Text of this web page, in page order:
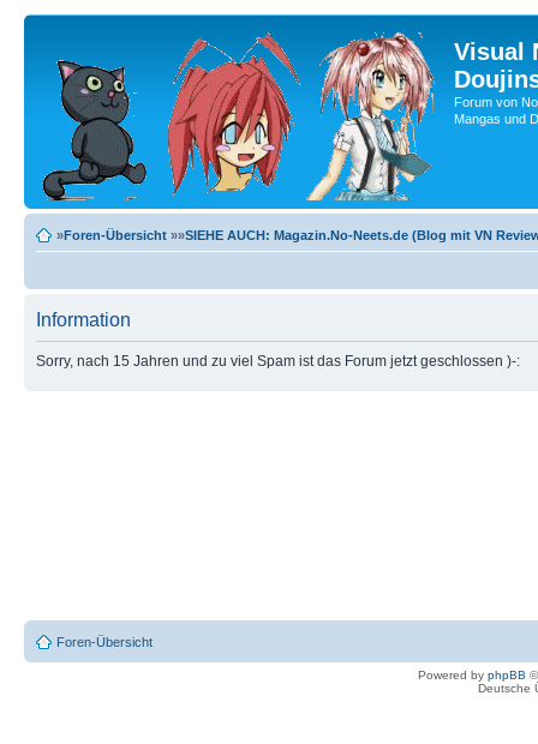
Visual
Forum von
Mangas und
»Foren-Übersicht »»SIEHE AUCH: Magazin.No-Neets.de (Blog mit VN
Information
Sorry, nach 15 Jahren und zu viel Spam ist das Forum jetzt geschlossen )-:
Foren-Übersicht
Powered by phpBB
Deutsche